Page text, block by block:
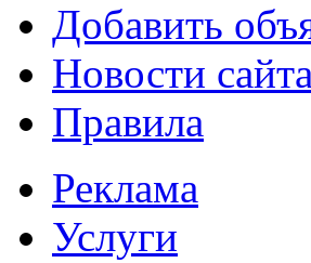
Добавить
Новости сайта
Правила
Реклама
Услуги